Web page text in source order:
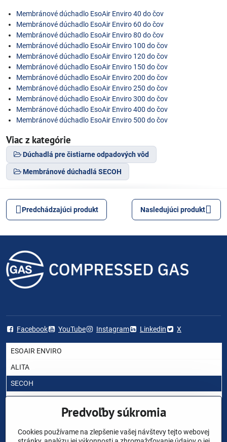
Membránové dúchadlo EsoAir Enviro 40 do čov
Membránové dúchadlo EsoAir Enviro 60 do čov
Membránové dúchadlo EsoAir Enviro 80 do čov
Membránové dúchadlo EsoAir Enviro 100 do čov
Membránové dúchadlo EsoAir Enviro 120 do čov
Membránové dúchadlo EsoAir Enviro 150 do čov
Membránové dúchadlo EsoAir Enviro 200 do čov
Membránové dúchadlo EsoAir Enviro 250 do čov
Membránové dúchadlo EsoAir Enviro 300 do čov
Membránové dúchadlo EsoAir Enviro 400 do čov
Membránové dúchadlo EsoAir Enviro 500 do čov
Viac z kategórie
Dúchadlá pre čistiarne odpadových vôd
Membránové dúchadlá SECOH
Predchádzajúci produkt Nasledujúci produkt
Facebook YouTube Instagram Linkedin X
ESOAIR ENVIRO
ALITA
SECOH
YASUNAGA RIETSCHLE THOMAS
Predvoľby súkromia
Cookies používame na zlepšenie vašej návštevy tejto webovej